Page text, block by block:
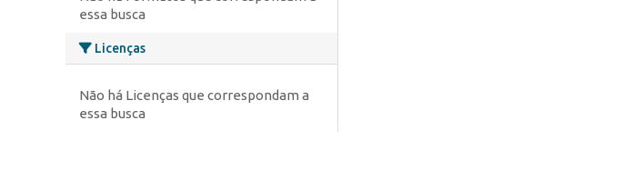
essa busca
Licenças
Não há Licenças que correspondam a
essa busca